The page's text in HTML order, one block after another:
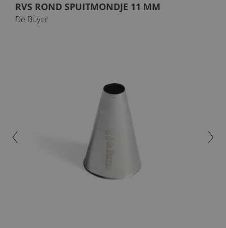
RVS ROND SPUITMONDJE 11 MM
De Buyer